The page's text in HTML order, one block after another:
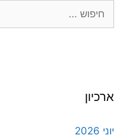
ארכיון
יוני 2026